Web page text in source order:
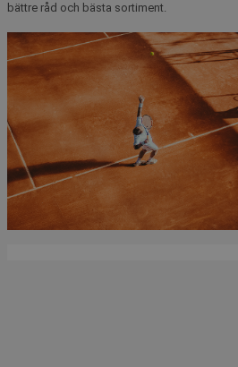
bättre råd och bästa sortiment.